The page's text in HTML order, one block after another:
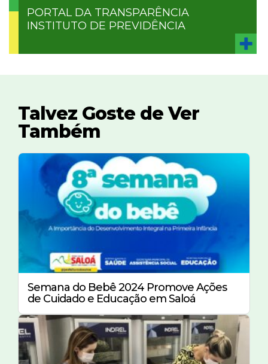
PORTAL DA TRANSPARÊNCIA
INSTITUTO DE PREVIDÊNCIA
Talvez Goste de Ver
Também
Semana do Bebê 2024 Promove Ações
de Cuidado e Educação em Saloá